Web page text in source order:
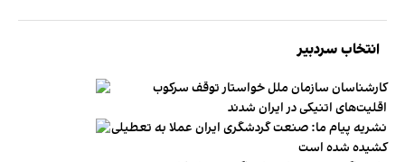
انتخاب سردبیر
کارشناسان سازمان ملل خواستار توقف سرکوب
اقلیت‌های اتنیکی در ایران شدند
نشریه پیام ما: صنعت گردشگری ایران عملا به تعطیلی
کشیده شده است